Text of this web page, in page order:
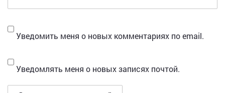
Уведомить меня о новых комментариях по email.
Уведомлять меня о новых записях почтой.